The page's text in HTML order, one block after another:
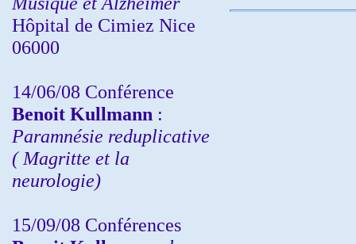
Hôpital de Cimiez Nice
06000
14/06/08 Conférence
Benoit Kullmann :
Paramnésie reduplicative
( Magritte et la
neurologie)
15/09/08 Conférences